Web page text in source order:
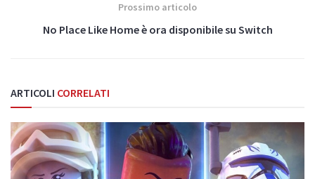
Prossimo articolo
No Place Like Home è ora disponibile su Switch
ARTICOLI CORRELATI